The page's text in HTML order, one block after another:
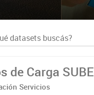
de Carga SUBE
Servicios